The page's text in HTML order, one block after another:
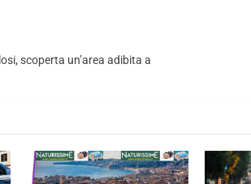
scoperta un’area adibita a